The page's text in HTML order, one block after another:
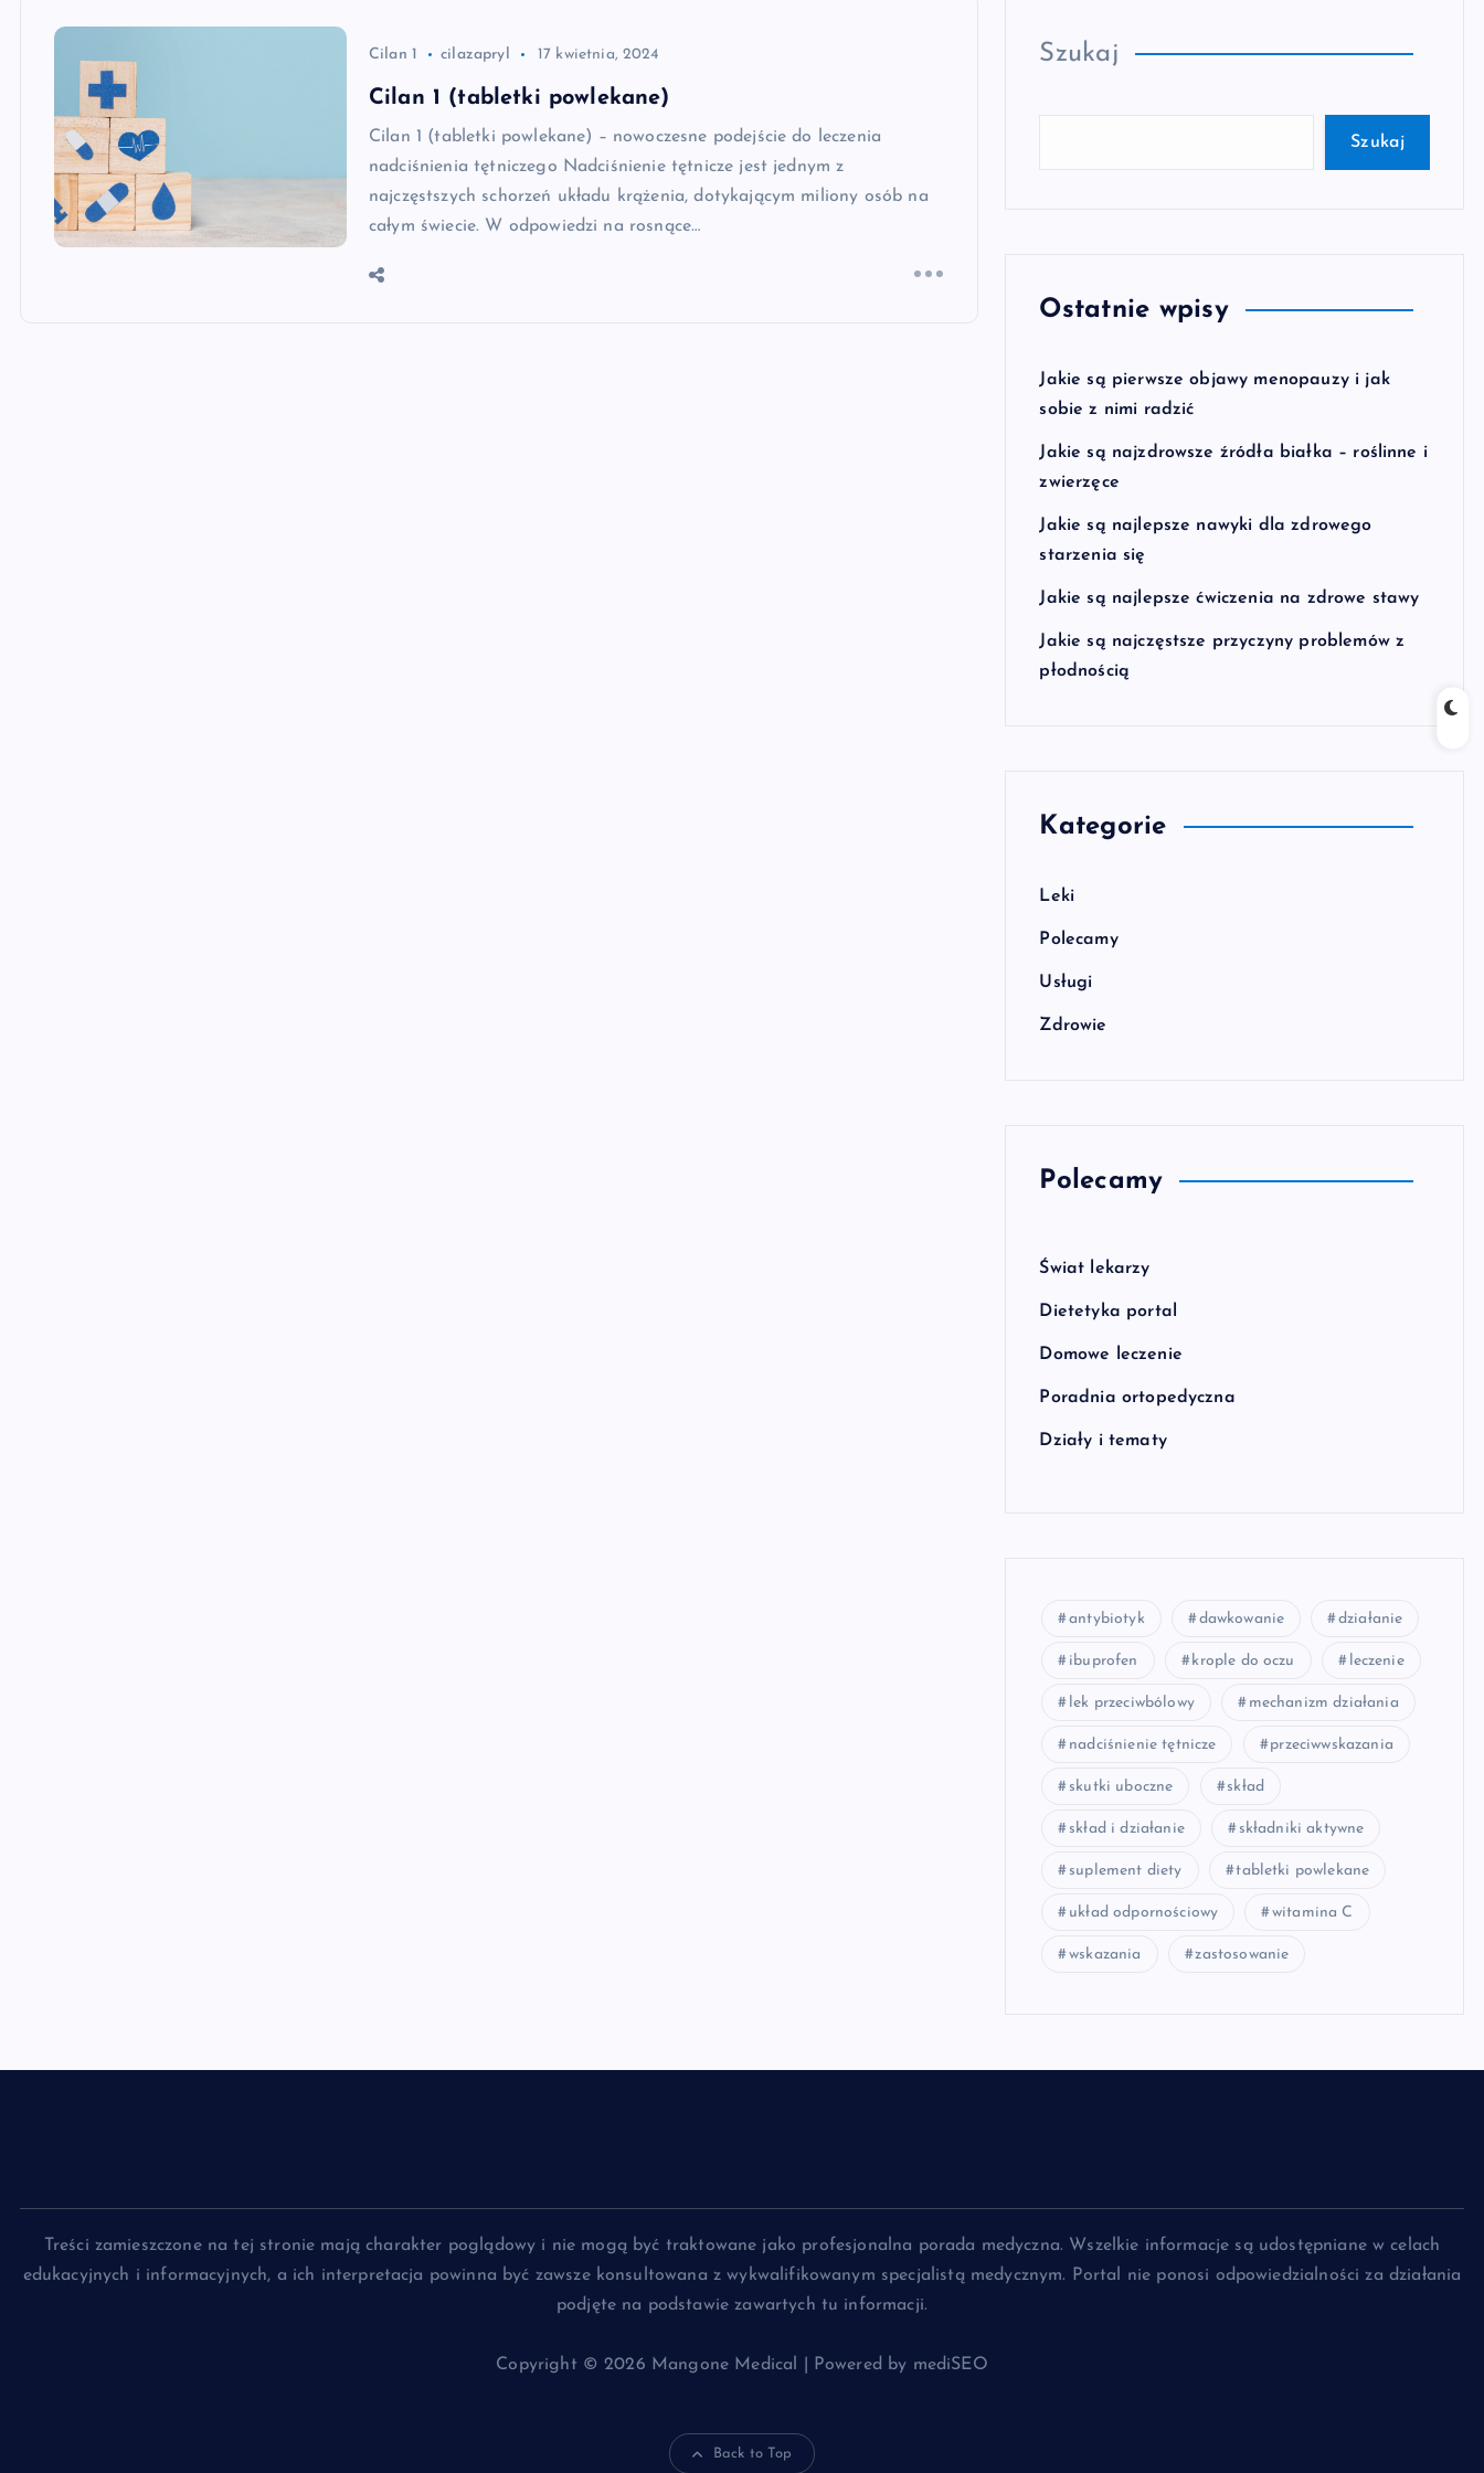
Cilan 1 cilazapryl 17 kwietnia, 2024
Cilan 1 (tabletki powlekane)
Cilan 1 (tabletki powlekane) – nowoczesne podejście do leczenia
nadciśnienia tętniczego Nadciśnienie tętnicze jest jednym z
najczęstszych schorzeń układu krążenia, dotykającym miliony osób na
całym świecie. W odpowiedzi na rosnące…
Szukaj
Szukaj
Ostatnie wpisy
Jakie są pierwsze objawy menopauzy i jak
sobie z nimi radzić
Jakie są najzdrowsze źródła białka – roślinne i
zwierzęce
Jakie są najlepsze nawyki dla zdrowego
starzenia się
Jakie są najlepsze ćwiczenia na zdrowe stawy
Jakie są najczęstsze przyczyny problemów z
płodnością
Kategorie
Leki
Polecamy
Usługi
Zdrowie
Polecamy
Świat lekarzy
Dietetyka portal
Domowe leczenie
Poradnia ortopedyczna
Działy i tematy
antybiotyk dawkowanie działanie
ibuprofen krople do oczu leczenie
lek przeciwbólowy mechanizm działania
nadciśnienie tętnicze przeciwwskazania
skutki uboczne skład
skład i działanie składniki aktywne
suplement diety tabletki powlekane
układ odpornościowy witamina C
wskazania zastosowanie
Treści zamieszczone na tej stronie mają charakter poglądowy i nie mogą być traktowane jako profesjonalna porada medyczna. Wszelkie informacje są udostępniane w celach
edukacyjnych i informacyjnych, a ich interpretacja powinna być zawsze konsultowana z wykwalifikowanym specjalistą medycznym. Portal nie ponosi odpowiedzialności za działania
podjęte na podstawie zawartych tu informacji.
Copyright © 2026 Mangone Medical | Powered by mediSEO
Back to Top